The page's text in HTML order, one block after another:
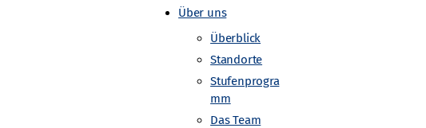
Über uns
Überblick
Standorte
Stufenprogra
mm
Das Team